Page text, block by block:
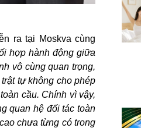
ra tại Moskva cùng
hợp hành động giữa
vô cùng quan trọng,
tự không cho phép
cầu. Chính vì vậy,
quan hệ đối tác toàn
chưa từng có trong